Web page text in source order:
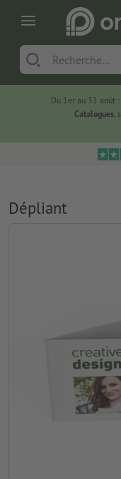
Du 1er au 31 août :
Catalogues,
Dépliant